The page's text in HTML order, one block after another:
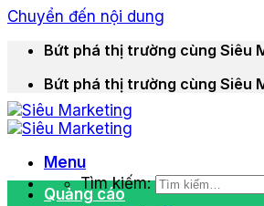
Chuyển đến nội dung
Bứt phá thị trường cùng Siêu
Bứt phá thị trường cùng Siêu
Menu
Tìm kiếm:
Quảng cáo